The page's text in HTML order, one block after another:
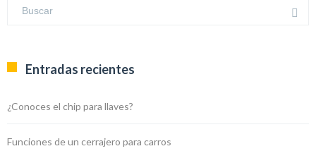
Entradas recientes
¿Conoces el chip para llaves?
Funciones de un cerrajero para carros